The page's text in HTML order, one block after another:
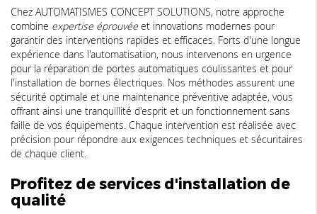
Chez AUTOMATISMES CONCEPT SOLUTIONS, notre approche
combine expertise éprouvée et innovations modernes pour
garantir des interventions rapides et efficaces. Forts d'une longue
expérience dans l'automatisation, nous intervenons en urgence
pour la réparation de portes automatiques coulissantes et pour
l'installation de bornes électriques. Nos méthodes assurent une
sécurité optimale et une maintenance préventive adaptée, vous
offrant ainsi une tranquillité d'esprit et un fonctionnement sans
faille de vos équipements. Chaque intervention est réalisée avec
précision pour répondre aux exigences techniques et sécuritaires
de chaque client.
Profitez de services d'installation de
qualité